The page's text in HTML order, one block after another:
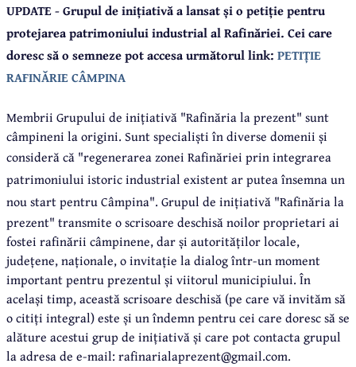
UPDATE - Grupul de inițiativă a lansat și o petiție pentru
protejarea patrimoniului industrial al Rafinăriei. Cei care
doresc să o semneze pot accesa următorul link: PETIȚIE
RAFINĂRIE CÂMPINA
Membrii Grupului de inițiativă "Rafinăria la prezent" sunt
câmpineni la origini. Sunt specialiști în diverse domenii și
consideră că "regenerarea zonei Rafinăriei prin integrarea
patrimoniului istoric industrial existent ar putea însemna un
nou start pentru Câmpina". Grupul de inițiativă "Rafinăria la
prezent" transmite o scrisoare deschisă noilor proprietari ai
fostei rafinării câmpinene, dar și autorităților locale,
județene, naționale, o invitație la dialog într-un moment
important pentru prezentul și viitorul municipiului. În
același timp, această scrisoare deschisă (pe care vă invităm să
o citiți integral) este și un îndemn pentru cei care doresc să se
alăture acestui grup de inițiativă și care pot contacta grupul
la adresa de e-mail: rafinarialaprezent@gmail.com.